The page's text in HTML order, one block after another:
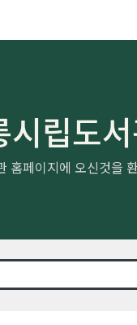
시립도
홈페이지에 오신것을